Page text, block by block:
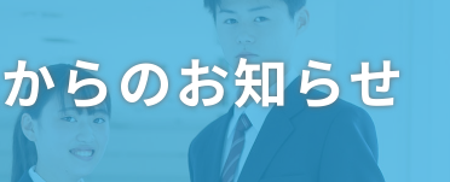
らのお知らせ